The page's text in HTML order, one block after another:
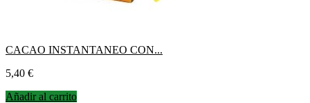
CACAO INSTANTANEO CON...
Precio
5,40 €
Añadir al carrito